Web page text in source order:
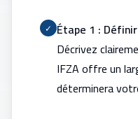
✓ Étape 1 :
Décrivez
IFZA offre un
déterminera